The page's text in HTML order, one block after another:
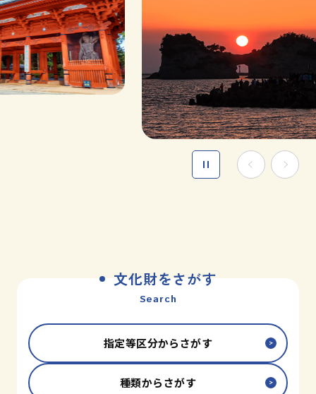
用語集
文化財とは
和歌山の世界遺産
文化財に関する資料
和歌山県教育庁生涯学習局文化遺産課
〒640-8585
和歌山市小松原通一丁目1番地
文化財をさがす
Search
指定等区分からさがす
種類からさがす